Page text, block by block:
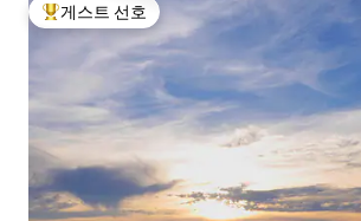
상위 게스트 선호
게스트 선호